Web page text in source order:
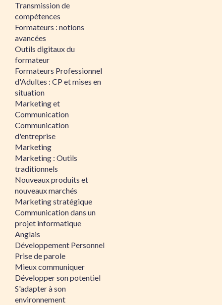
Transmission de
compétences
Formateurs : notions
avancées
Outils digitaux du
formateur
Formateurs Professionnel
d'Adultes : CP et mises en
situation
Marketing et
Communication
Communication
d'entreprise
Marketing
Marketing : Outils
traditionnels
Nouveaux produits et
nouveaux marchés
Marketing stratégique
Communication dans un
projet informatique
Anglais
Développement Personnel
Prise de parole
Mieux communiquer
Développer son potentiel
S'adapter à son
environnement